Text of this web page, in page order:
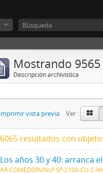
Mostrando
Descripción archivística
vista previa Ver :
6065 resultados con
Los años 30 y 40: arranca
AR-COMEDORUNLP SF-2100-CU-C-